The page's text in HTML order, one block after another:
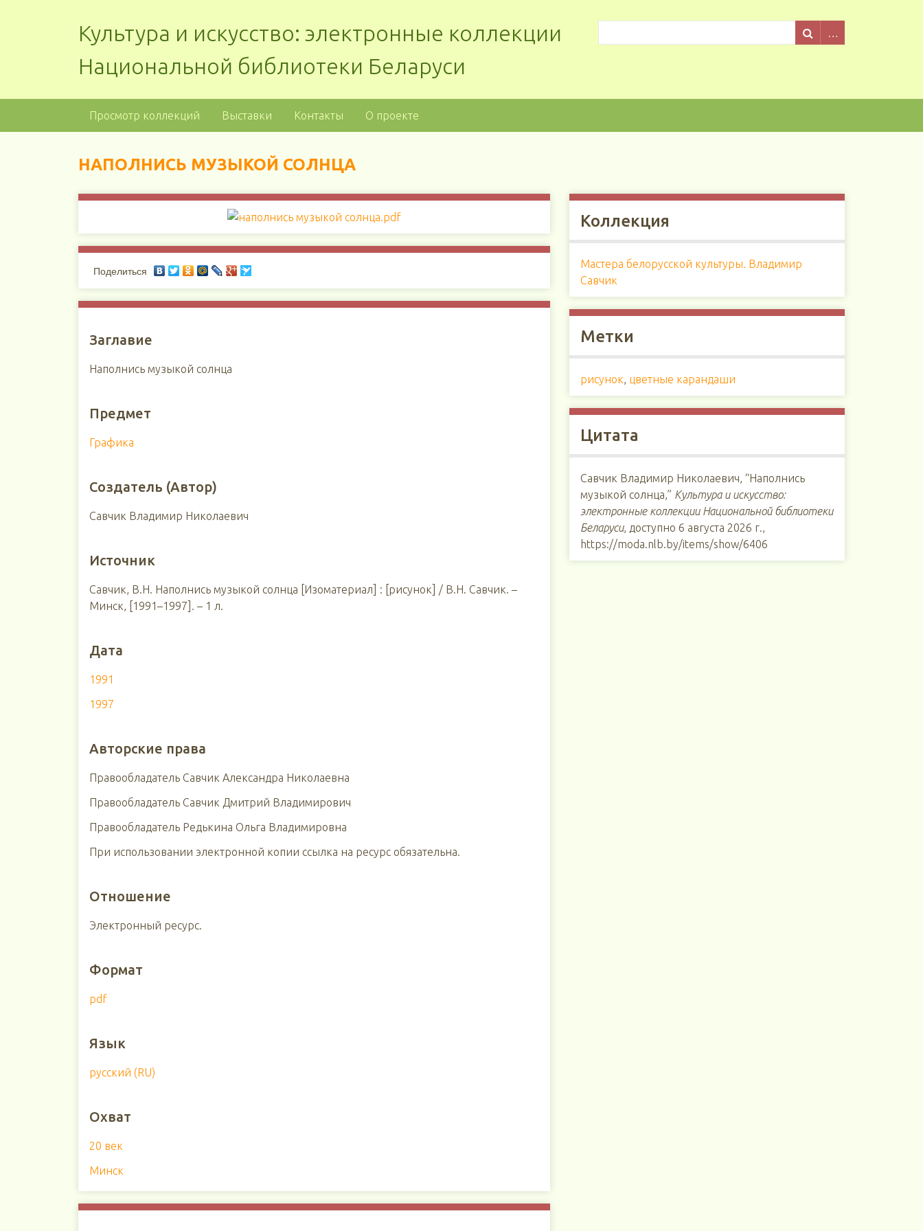
Культура и искусство: электронные коллекции
Национальной библиотеки Беларуси
Просмотр коллекций Выставки Контакты О проекте
НАПОЛНИСЬ МУЗЫКОЙ СОЛНЦА
Поделиться
Заглавие
Наполнись музыкой солнца
Предмет
Графика
Создатель (Автор)
Савчик Владимир Николаевич
Источник
Савчик, В.Н. Наполнись музыкой солнца [Изоматериал] : [рисунок] / В.Н. Савчик. –
Минск, [1991–1997]. – 1 л.
Дата
1991
1997
Авторские права
Правообладатель Савчик Александра Николаевна
Правообладатель Савчик Дмитрий Владимирович
Правообладатель Редькина Ольга Владимировна
При использовании электронной копии ссылка на ресурс обязательна.
Отношение
Электронный ресурс.
Формат
pdf
Язык
русский (RU)
Охват
20 век
Минск
Коллекция
Мастера белорусской культуры. Владимир
Савчик
Метки
рисунок, цветные карандаши
Цитата
Савчик Владимир Николаевич, “Наполнись
музыкой солнца,” Культура и искусство:
электронные коллекции Национальной библиотеки
Беларуси, доступно 6 августа 2026 г.,
https://moda.nlb.by/items/show/6406